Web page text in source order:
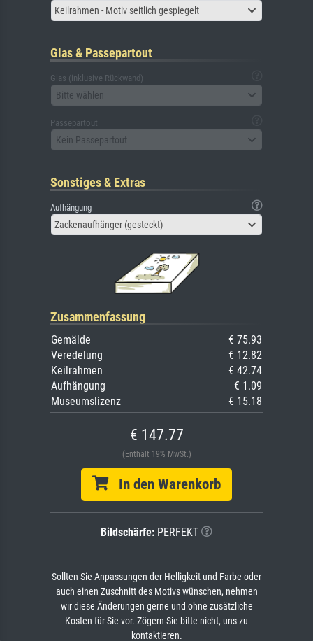
Keilrahmen - Motiv seitlich gespiegelt
Glas & Passepartout
Glas (inklusive Rückwand)
Bitte wählen
Passepartout
Kein Passepartout
Sonstiges & Extras
Aufhängung
Zackenaufhänger (gesteckt)
Zusammenfassung
Gemälde
€ 75.93
Veredelung
€ 12.82
Keilrahmen
€ 42.74
Aufhängung
€ 1.09
Museumslizenz
€ 15.18
€ 147.77
(Enthält 19% MwSt.)
In den Warenkorb
Bildschärfe: PERFEKT
Sollten Sie Anpassungen der Helligkeit und Farbe oder
auch einen Zuschnitt des Motivs wünschen, nehmen
wir diese Änderungen gerne und ohne zusätzliche
Kosten für Sie vor. Zögern Sie bitte nicht, uns zu
kontaktieren.